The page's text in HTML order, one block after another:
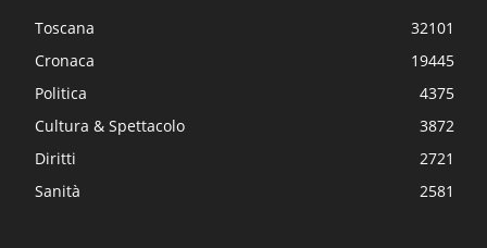
Toscana
32101
Cronaca
19445
Politica
4375
Cultura & Spettacolo
3872
Diritti
2721
Sanità
2581